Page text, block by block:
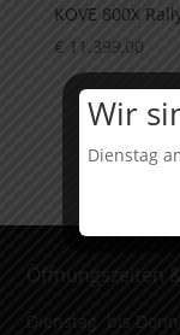
KOVE 800X
€11.399,00
Öffnungszeiten
Dienstag bis
Wir
Dienstag